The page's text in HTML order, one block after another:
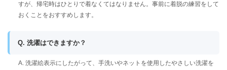
すが、帰宅時はひとりで着なくてはなりません。事前に着脱の練習をして
おくことをおすすめします。
Q. 洗濯はできますか？
A. 洗濯絵表示にしたがって、手洗いやネットを使用したやさしい洗濯を